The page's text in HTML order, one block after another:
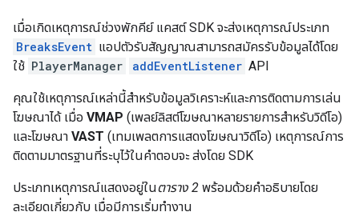
เมื่อเกิดเหตุการณ์ช่วงพักคีย์ แคสต์ SDK จะส่งเหตุการณ์ประเภท
BreaksEvent แอปตัวรับสัญญาณสามารถสมัครรับข้อมูลได้โดย
ใช้ PlayerManager addEventListener API
คุณใช้เหตุการณ์เหล่านี้สำหรับข้อมูลวิเคราะห์และการติดตามการเล่น
โฆษณาได้ เมื่อ VMAP (เพลย์ลิสต์โฆษณาหลายรายการสำหรับวิดีโอ)
และโฆษณา VAST (เทมเพลตการแสดงโฆษณาวิดีโอ) เหตุการณ์การ
ติดตามมาตรฐานที่ระบุไว้ในคำตอบจะ ส่งโดย SDK
ประเภทเหตุการณ์แสดงอยู่ในตาราง 2 พร้อมด้วยคำอธิบายโดย
ละเอียดเกี่ยวกับ เมื่อมีการเริ่มทำงาน